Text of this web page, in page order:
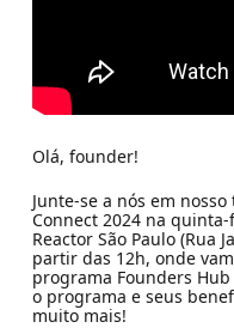
Olá, founder!
Junte-se a nós em
Connect 2024 na
Reactor São Paulo (Rua
partir das 12h, onde
programa Founders
o programa e seus
muito mais!